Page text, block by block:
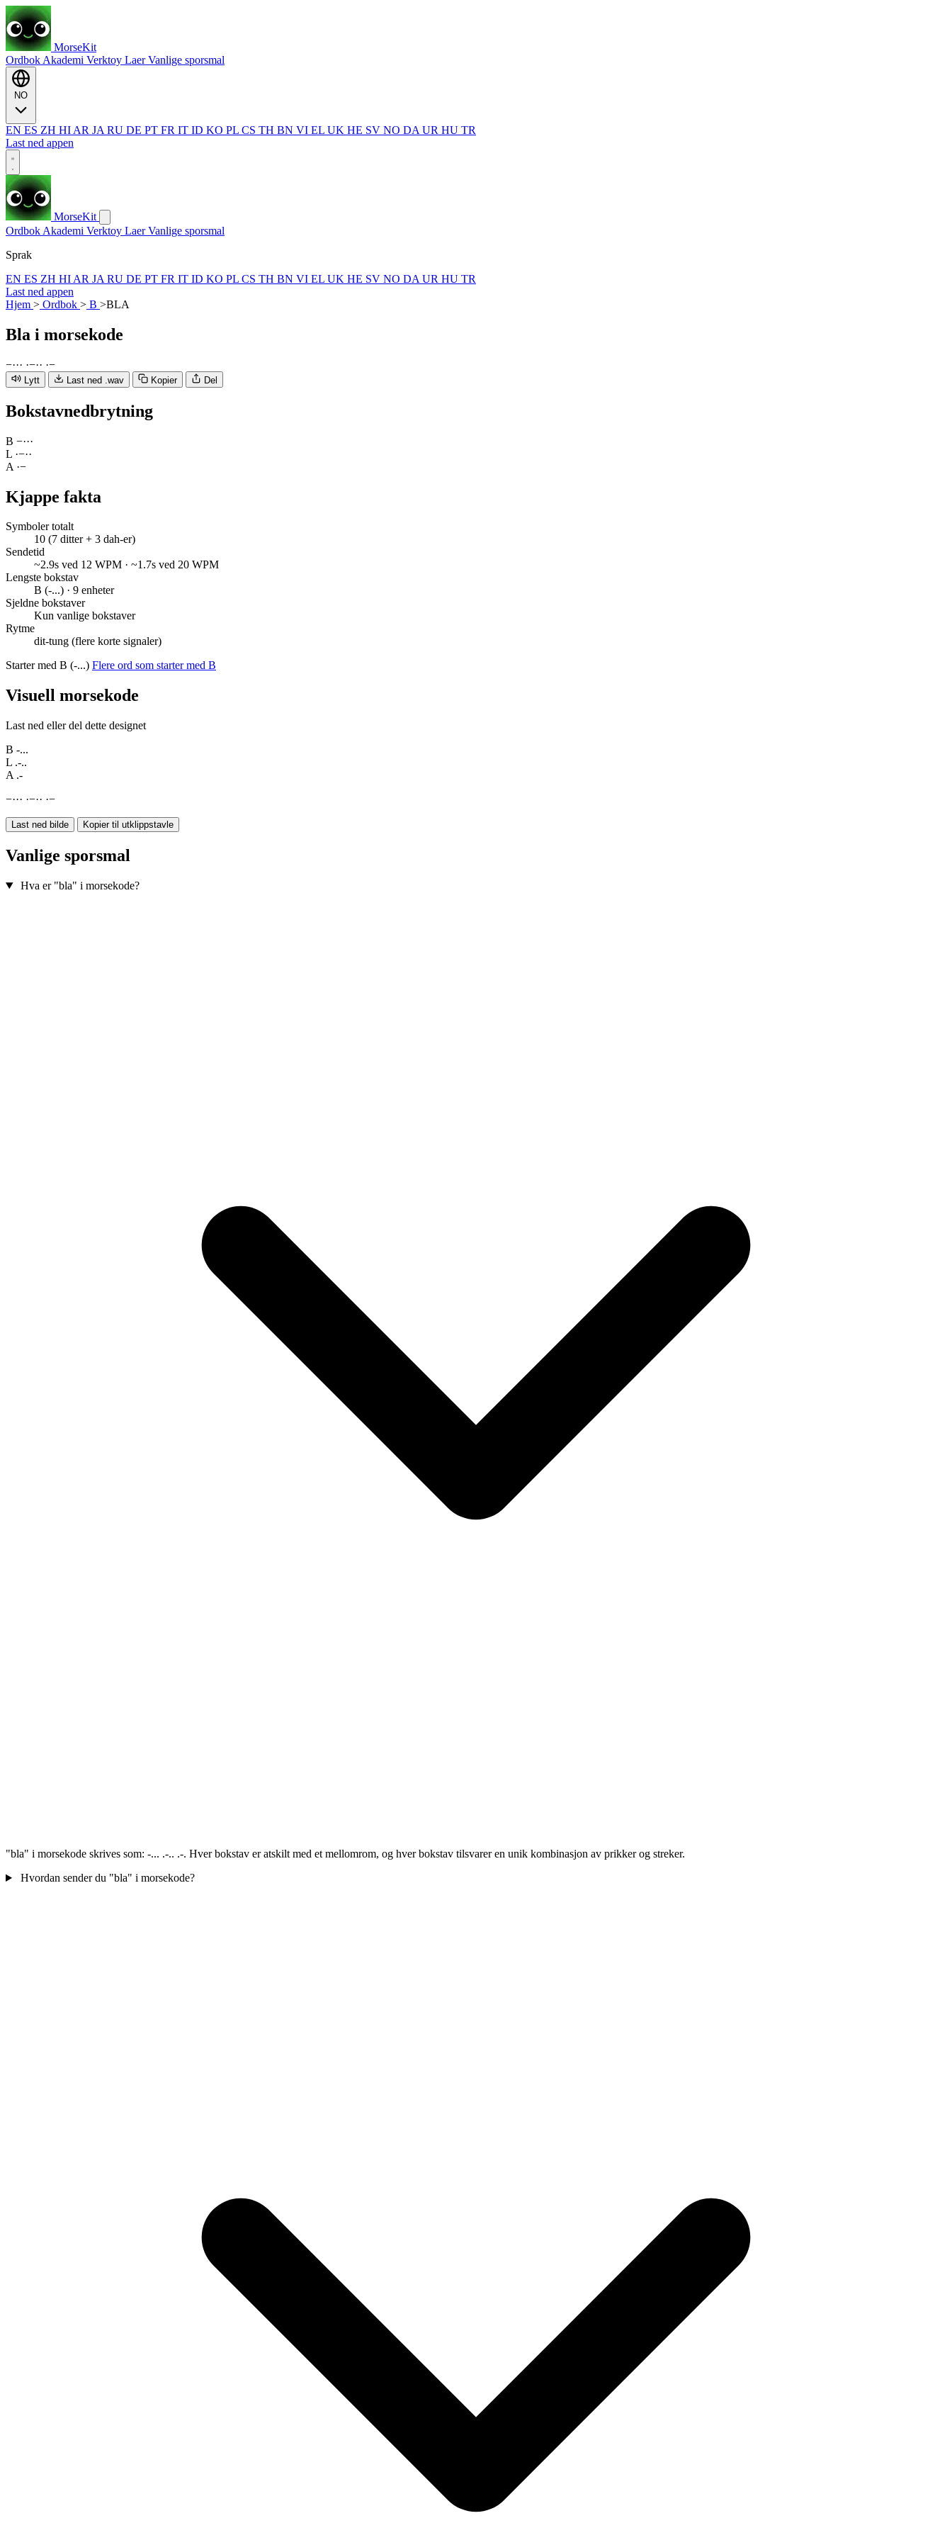
MorseKit
Ordbok Akademi Verktoy LaerVanlige sporsmal
EN ES ZH HI AR JA RU DE PT FR IT ID KO PL CS TH BN VI EL UK HE SV NO DA UR HU TR
Last ned appen
MorseKit
Ordbok Akademi Verktoy LaerVanlige sporsmal
Sprak
EN ES ZH HI AR JA RU DE PT FR IT ID KO PL CS TH BN VI EL UK HE SV NO DA UR HU TR
Last ned appen
Hjem > Ordbok > B >BLA
Bla i morsekode
−··· ·−·· ·−
Lytt Last ned .wav Kopier Del
Bokstavnedbrytning
B −···
L ·−··
A ·−
Kjappe fakta
Symboler totalt
10 (7 ditter + 3 dah-er)
Sendetid
~2.9s ved 12 WPM · ~1.7s ved 20 WPM
Lengste bokstav
B (-...) · 9 enheter
Sjeldne bokstaver
Kun vanlige bokstaver
Rytme
dit-tung (flere korte signaler)
Starter med B (-...) Flere ord som starter med B
Visuell morsekode
Last ned eller del dette designet
B -...
L .-..
A .-
−··· ·−·· ·−
Last ned bilde Kopier til utklippstavle
Vanlige sporsmal
Hva er "bla" i morsekode?
"bla" i morsekode skrives som: -... .-.. .-. Hver bokstav er atskilt med et mellomrom, og hver bokstav tilsvarer en unik kombinasjon av prikker og streker.
Hvordan sender du "bla" i morsekode?